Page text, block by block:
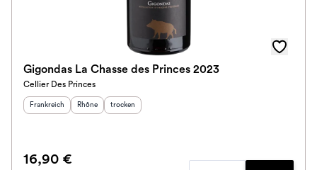
Gigondas La Chasse des Princes 2023
Cellier Des Princes
Herkunftsland
Frankreich Herkunftsregion:
Rhône Geschmack
trocken
16,90 €